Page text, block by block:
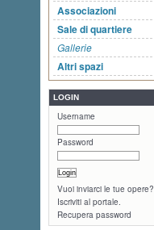
Associazioni
Sale di quartiere
Gallerie
Altri spazi
LOGIN
Username
Password
Vuoi inviarci le tue opere?
Iscriviti al portale.
Recupera password